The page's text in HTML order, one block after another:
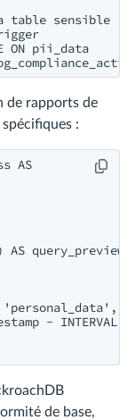
table sensible
ON pii_data
de rapports de
:
AS
AS query_preview
- INTERVAL
de base,